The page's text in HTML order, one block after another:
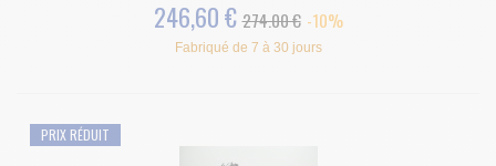
246,60 € 274.00 € -10%
Fabriqué de 7 à 30 jours
PRIX RÉDUIT